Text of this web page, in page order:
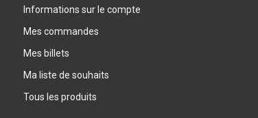
Informations sur le compte
Mes commandes
Mes billets
Ma liste de souhaits
Tous les produits